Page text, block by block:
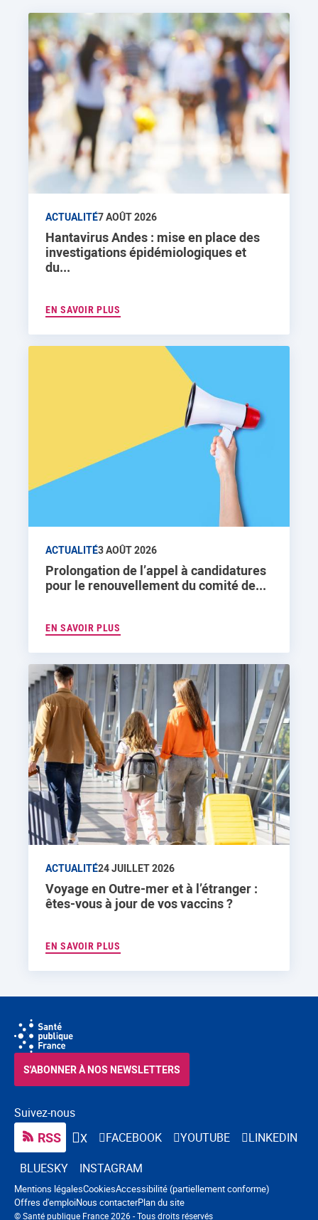
ACTUALITÉ7 AOÛT 2026
Hantavirus Andes : mise en place des
investigations épidémiologiques et
du...
EN SAVOIR PLUS
ACTUALITÉ3 AOÛT 2026
Prolongation de l’appel à candidatures
pour le renouvellement du comité de...
EN SAVOIR PLUS
ACTUALITÉ24 JUILLET 2026
Voyage en Outre-mer et à l’étranger :
êtes-vous à jour de vos vaccins ?
EN SAVOIR PLUS
Suivez-nous
RSS X FACEBOOK YOUTUBE
LINKEDIN
BLUESKY
INSTAGRAM
S'ABONNER À NOS NEWSLETTERS
© Santé publique France 2026 - Tous droits réservés
Navigation pied de page
Mentions légalesCookiesAccessibilité (partiellement conforme)
Offres d'emploiNous contacterPlan du site